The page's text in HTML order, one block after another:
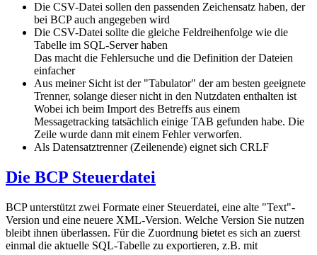
Die CSV-Datei sollen den passenden Zeichensatz haben, der
bei BCP auch angegeben wird
Die CSV-Datei sollte die gleiche Feldreihenfolge wie die
Tabelle im SQL-Server haben
Das macht die Fehlersuche und die Definition der Dateien
einfacher
Aus meiner Sicht ist der "Tabulator" der am besten geeignete
Trenner, solange dieser nicht in den Nutzdaten enthalten ist
Wobei ich beim Import des Betreffs aus einem
Messagetracking tatsächlich einige TAB gefunden habe. Die
Zeile wurde dann mit einem Fehler verworfen.
Als Datensatztrenner (Zeilenende) eignet sich CRLF
Die BCP Steuerdatei
BCP unterstützt zwei Formate einer Steuerdatei, eine alte "Text"-
Version und eine neuere XML-Version. Welche Version Sie nutzen
bleibt ihnen überlassen. Für die Zuordnung bietet es sich an zuerst
einmal die aktuelle SQL-Tabelle zu exportieren, z.B. mit